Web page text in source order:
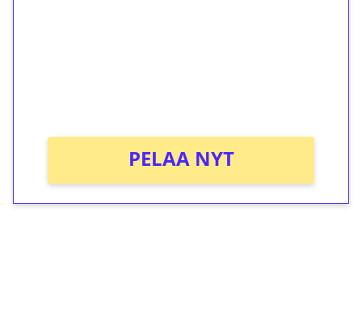
PELAA NYT